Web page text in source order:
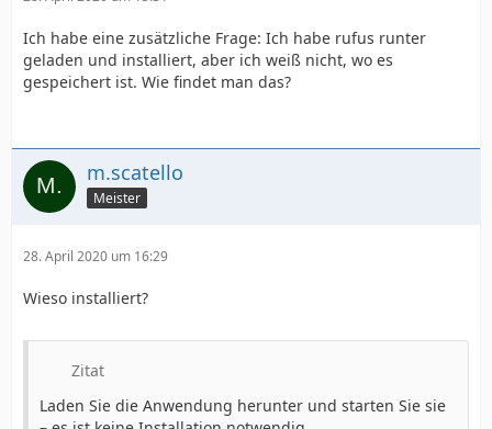
Ich habe eine zusätzliche Frage: Ich habe rufus runter
geladen und installiert, aber ich weiß nicht, wo es
gespeichert ist. Wie findet man das?
m.scatello
Meister
28. April 2020 um 16:29
Wieso installiert?
Zitat
Laden Sie die Anwendung herunter und starten Sie sie